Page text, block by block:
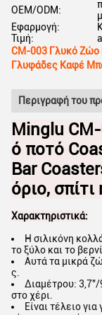
OEM/ODM:
Εφαρμογή:
Τιμή:
CM-003 Γλυκό
Γλυφάδες Καφέ
Περιγραφή του
Minglu
ό ποτό
Bar
όριο,
Χαρακτηριστικά:
Η σιλικόνη
το ξύλο και το
Αυτά τα μικρά
ς.
Διαμέτρου:
στο χέρι.
Είναι τέλειο